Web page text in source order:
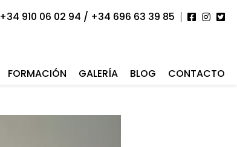
+34 910 06 02 94 / +34 696 63 39 85
FORMACIÓN GALERÍA BLOG CONTACTO